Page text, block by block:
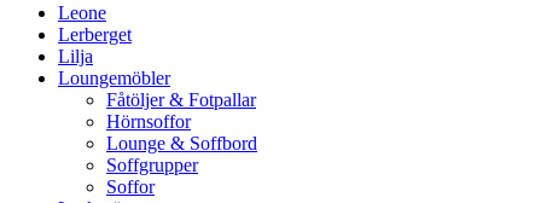
Leone
Lerberget
Lilja
Loungemöbler
Fåtöljer & Fotpallar
Hörnsoffor
Lounge & Soffbord
Soffgrupper
Soffor